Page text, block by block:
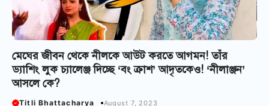
মেঘের জীবন থেকে নীলকে আউট করতে আগমন! তাঁর
ড্যাশিং লুক চ্যালেঞ্জ দিচ্ছে ‘বং ক্রাশ’ আদৃতকেও! ‘নীলাঞ্জন’
আসলে কে?
Titli Bhattacharya August 7, 2023